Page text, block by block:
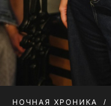
НОЧНАЯ ХРОНИКА